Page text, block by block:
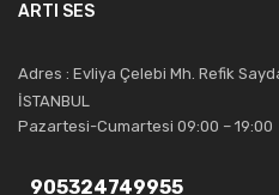
saygıdeğer yerini kazanmıştır.
Artı Ses, güler yüzü ve deneyimi ile
güvenebileceğiniz bir tercihtir.
ARTI SES
Adres : Evliya Çelebi Mh. Refik
İSTANBUL
Pazartesi-Cumartesi 09:00 – 19:00
905324749955